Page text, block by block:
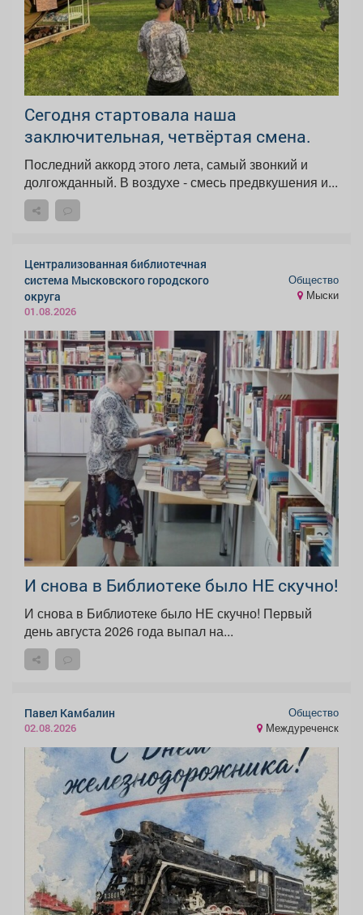
Сегодня стартовала наша
заключительная, четвёртая смена.
Последний аккорд этого лета, самый звонкий и
долгожданный. В воздухе - смесь предвкушения и...
Централизованная библиотечная
система Мысковского городского
округа
01.08.2026
Общество
Мыски
И снова в Библиотеке было НЕ скучно!
И снова в Библиотеке было НЕ скучно! Первый
день августа 2026 года выпал на...
Павел Камбалин
02.08.2026
Общество
Междуреченск